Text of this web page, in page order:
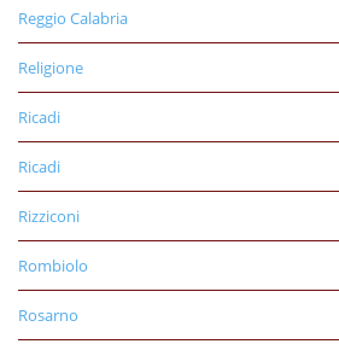
Reggio Calabria
Religione
Ricadi
Ricadi
Rizziconi
Rombiolo
Rosarno